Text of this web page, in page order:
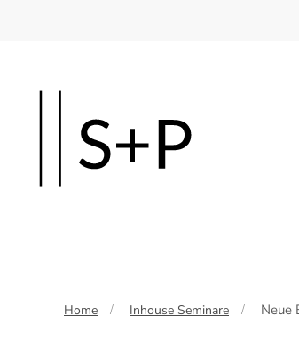
content
Home Inhouse Seminare Neue